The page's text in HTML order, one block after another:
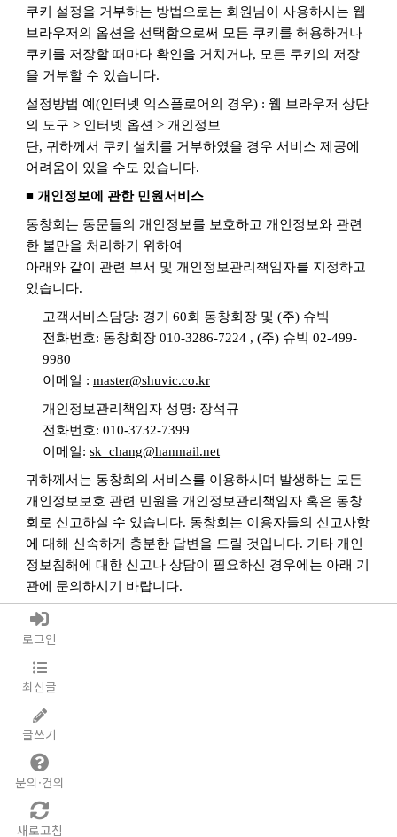
쿠키 설정을 거부하는 방법으로는 회원님이 사용하시는 웹
브라우저의 옵션을 선택함으로써 모든 쿠키를 허용하거나
쿠키를 저장할 때마다 확인을 거치거나, 모든 쿠키의 저장
을 거부할 수 있습니다.
설정방법 예(인터넷 익스플로어의 경우) : 웹 브라우저 상단
의 도구 > 인터넷 옵션 > 개인정보
단, 귀하께서 쿠키 설치를 거부하였을 경우 서비스 제공에
어려움이 있을 수도 있습니다.
■ 개인정보에 관한 민원서비스
동창회는 동문들의 개인정보를 보호하고 개인정보와 관련
한 불만을 처리하기 위하여
아래와 같이 관련 부서 및 개인정보관리책임자를 지정하고
있습니다.
고객서비스담당: 경기 60회 동창회장 및 (주) 슈빅
전화번호: 동창회장 010-3286-7224 , (주) 슈빅 02-499-
9980
이메일 : master@shuvic.co.kr
개인정보관리책임자 성명: 장석규
전화번호: 010-3732-7399
이메일: sk_chang@hanmail.net
귀하께서는 동창회의 서비스를 이용하시며 발생하는 모든
개인정보보호 관련 민원을 개인정보관리책임자 혹은 동창
회로 신고하실 수 있습니다. 동창회는 이용자들의 신고사항
에 대해 신속하게 충분한 답변을 드릴 것입니다. 기타 개인
정보침해에 대한 신고나 상담이 필요하신 경우에는 아래 기
관에 문의하시기 바랍니다.
개인분쟁조정위원회
정보보호마크인증위원회
대검찰청 인터넷범죄수사센터
경찰청 사이버테러대응센터
0330
로그인
최신글
글쓰기
문의·건의
새로고침